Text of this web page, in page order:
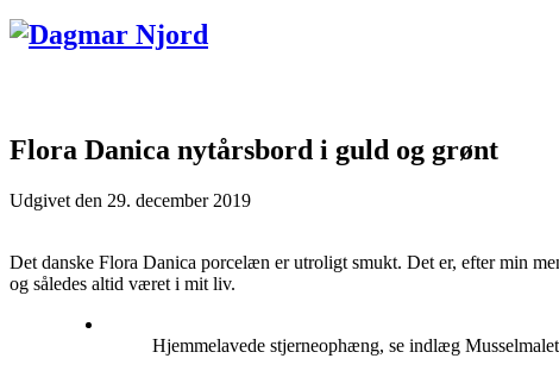
Flora Danica nytårsbord i guld og grønt
Udgivet den 29. december 2019
Det danske Flora Danica porcelæn er utroligt smukt. Det er, efter min
og således altid været i mit liv.
Hjemmelavede stjerneophæng, se indlæg